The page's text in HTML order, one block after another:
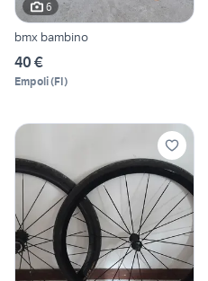
6
bmx bambino
40 €
Empoli(FI)